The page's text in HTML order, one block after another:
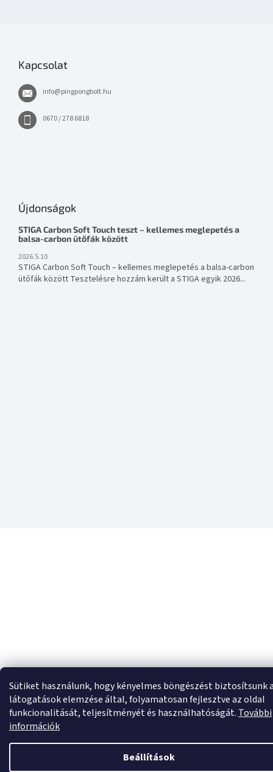
Sütiket használunk, hogy kényelmes böngészést biztosítsunk
látogatások elemzése által, folyamatosan fejlesztve az oldal
funkcionalitását, teljesítményét és használhatóságát. További
információk
Beállítások
Kapcsolat
info@pingpongbolt.hu
0670 / 278 6818
Újdonságok
STIGA Carbon Soft Touch teszt – kellemes meglepetés a
balsa-carbon ütőfák között
2026.5.10
STIGA Carbon Soft Touch – kellemes meglepetés a balsa-carbon
ütőfák között Tesztelésre hozzám került a STIGA egyik 2026...